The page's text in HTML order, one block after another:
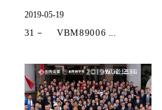
蒂尼】，携KING金丝御品
2019-05-19
31－ VBM89006 ...